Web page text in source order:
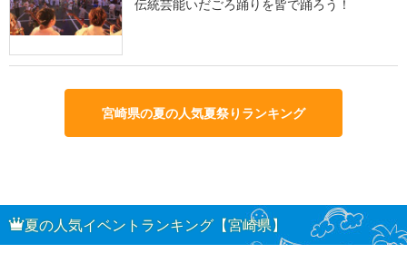
伝統芸能いだごろ踊りを皆で踊ろう！
宮崎県の夏の人気夏祭りランキング
夏の人気イベントランキング【宮崎県】